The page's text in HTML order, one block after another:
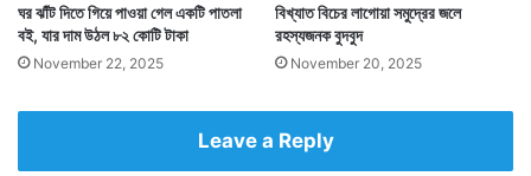
ঘর ঝাঁট দিতে গিয়ে পাওয়া গেল একটি পাতলা
বই, যার দাম উঠল ৮২ কোটি টাকা
November 22, 2025
বিখ্যাত বিচের লাগোয়া সমুদ্রের জলে
রহস্যজনক বুদবুদ
November 20, 2025
Leave a Reply